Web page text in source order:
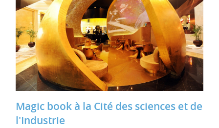
Magic book à la Cité des sciences et de
l'Industrie